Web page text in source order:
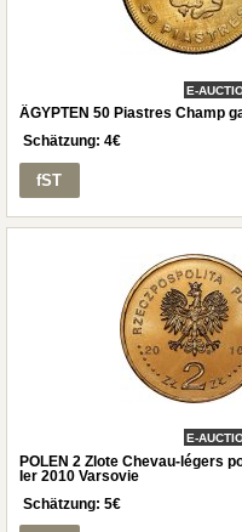
E-
ÄGYPTEN 50 Piastres Champ
Schätzung: 4€
fST
E-
POLEN 2 Zlote Chevau-légers
Ier 2010 Varsovie
Schätzung: 5€